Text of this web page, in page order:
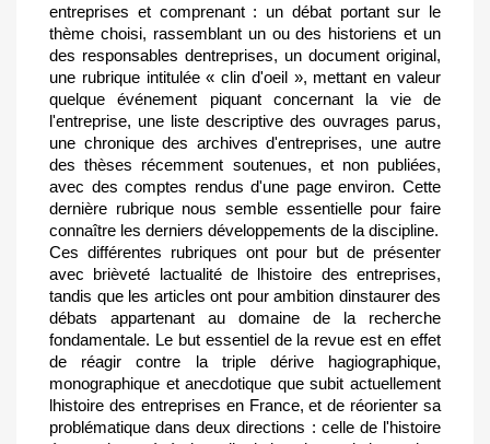
entreprises et comprenant : un débat portant sur le
thème choisi, rassemblant un ou des historiens et un
des responsables dentreprises, un document original,
une rubrique intitulée « clin d'oeil », mettant en valeur
quelque événement piquant concernant la vie de
l'entreprise, une liste descriptive des ouvrages parus,
une chronique des archives d'entreprises, une autre
des thèses récemment soutenues, et non publiées,
avec des comptes rendus d'une page environ. Cette
dernière rubrique nous semble essentielle pour faire
connaître les derniers développements de la discipline.
Ces différentes rubriques ont pour but de présenter
avec brièveté lactualité de lhistoire des entreprises,
tandis que les articles ont pour ambition dinstaurer des
débats appartenant au domaine de la recherche
fondamentale. Le but essentiel de la revue est en effet
de réagir contre la triple dérive hagiographique,
monographique et anecdotique que subit actuellement
lhistoire des entreprises en France, et de réorienter sa
problématique dans deux directions : celle de l'histoire